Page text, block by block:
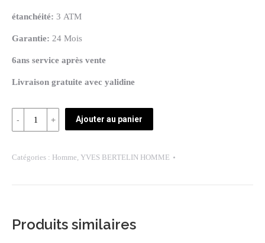
étanchéité: 3 ATM
Garantie: 24 Mois
6ans service après vente
Livraison gratuite avec yalidine
Quantité
REF:
2
Ajouter au panier
Catégories : Homme, YVES BERTELIN HOMME
Produits similaires